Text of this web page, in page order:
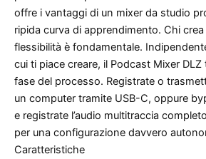
offre i vantaggi di un mixer da studio
ripida curva di apprendimento. Chi
flessibilità è fondamentale.
cui ti piace creare, il Podcast Mixer
fase del processo. Registrate o
un computer tramite USB-C, oppure
e registrate l’audio multitraccia
per una configurazione davvero
Caratteristiche